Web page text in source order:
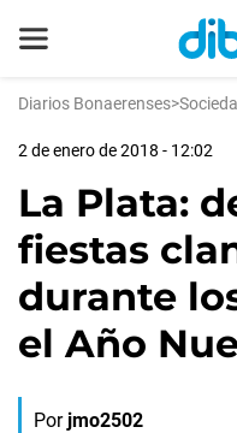
Diarios Bonaerenses>
2 de enero de 2018 - 12:02
La Plata:
fiestas
durante
el Año
Por jmo2502